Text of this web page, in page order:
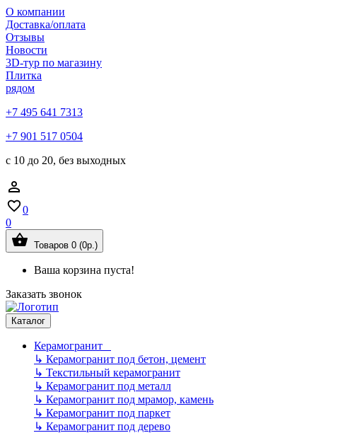
О компании
Доставка/оплата
Отзывы
Новости
3D-тур по магазину
Плитка
рядом
+7 495 641 7313
+7 901 517 0504
с 10 до 20, без выходных
0
0
Товаров 0 (0р.)
Ваша корзина пуста!
Заказать звонок
Каталог
Керамогранит
↳ Керамогранит под бетон, цемент
↳ Текстильный керамогранит
↳ Керамогранит под металл
↳ Керамогранит под мрамор, камень
↳ Керамогранит под паркет
↳ Керамогранит под дерево